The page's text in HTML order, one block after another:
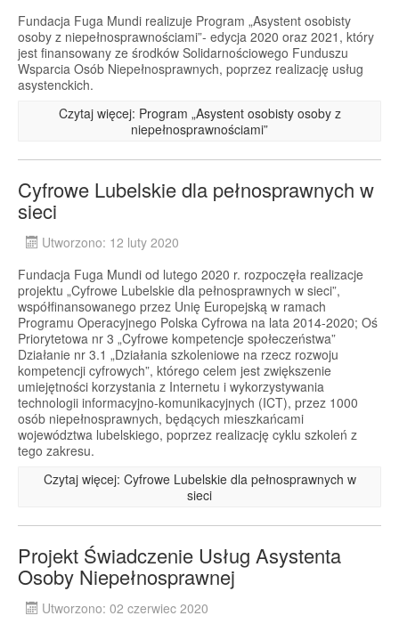
Fundacja Fuga Mundi realizuje Program „Asystent osobisty
osoby z niepełnosprawnościami”- edycja 2020 oraz 2021, który
jest finansowany ze środków Solidarnościowego Funduszu
Wsparcia Osób Niepełnosprawnych, poprzez realizację usług
asystenckich.
Czytaj więcej: Program „Asystent osobisty osoby z
niepełnosprawnościami”
Cyfrowe Lubelskie dla pełnosprawnych w
sieci
Utworzono: 12 luty 2020
Fundacja Fuga Mundi od lutego 2020 r. rozpoczęła realizacje
projektu „Cyfrowe Lubelskie dla pełnosprawnych w sieci”,
współfinansowanego przez Unię Europejską w ramach
Programu Operacyjnego Polska Cyfrowa na lata 2014-2020; Oś
Priorytetowa nr 3 „Cyfrowe kompetencje społeczeństwa”
Działanie nr 3.1 „Działania szkoleniowe na rzecz rozwoju
kompetencji cyfrowych”, którego celem jest zwiększenie
umiejętności korzystania z Internetu i wykorzystywania
technologii informacyjno-komunikacyjnych (ICT), przez 1000
osób niepełnosprawnych, będących mieszkańcami
województwa lubelskiego, poprzez realizację cyklu szkoleń z
tego zakresu.
Czytaj więcej: Cyfrowe Lubelskie dla pełnosprawnych w
sieci
Projekt Świadczenie Usług Asystenta
Osoby Niepełnosprawnej
Utworzono: 02 czerwiec 2020